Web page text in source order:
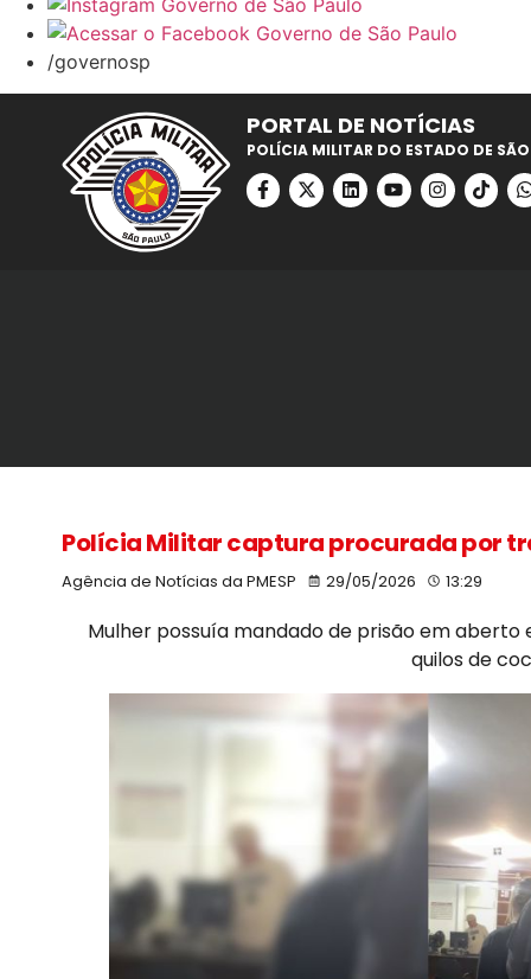
/governosp
PORTAL DE NOTÍCIAS
POLÍCIA MILITAR DO ESTADO DE
Polícia Militar captura procurada por
Agência de Notícias da PMESP 29/05/2026 13:29
Mulher possuía mandado de prisão em
quilos de